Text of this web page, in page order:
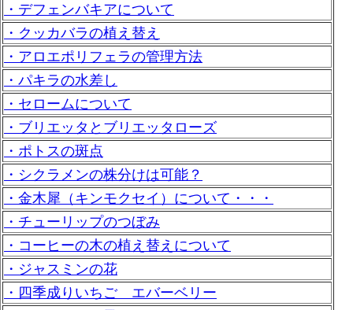
・デフェンバキアについて
・クッカバラの植え替え
・アロエポリフェラの管理方法
・パキラの水差し
・セロームについて
・ブリエッタとブリエッタローズ
・ポトスの斑点
・シクラメンの株分けは可能？
・金木犀（キンモクセイ）について・・・
・チューリップのつぼみ
・コーヒーの木の植え替えについて
・ジャスミンの花
・四季成りいちご エバーベリー